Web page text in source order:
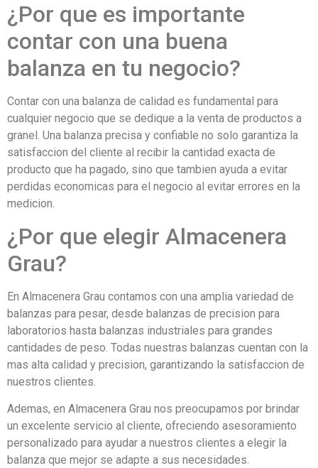
¿Por que es importante
contar con una buena
balanza en tu negocio?
Contar con una balanza de calidad es fundamental para
cualquier negocio que se dedique a la venta de productos a
granel. Una balanza precisa y confiable no solo garantiza la
satisfaccion del cliente al recibir la cantidad exacta de
producto que ha pagado, sino que tambien ayuda a evitar
perdidas economicas para el negocio al evitar errores en la
medicion.
¿Por que elegir Almacenera
Grau?
En Almacenera Grau contamos con una amplia variedad de
balanzas para pesar, desde balanzas de precision para
laboratorios hasta balanzas industriales para grandes
cantidades de peso. Todas nuestras balanzas cuentan con la
mas alta calidad y precision, garantizando la satisfaccion de
nuestros clientes.
Ademas, en Almacenera Grau nos preocupamos por brindar
un excelente servicio al cliente, ofreciendo asesoramiento
personalizado para ayudar a nuestros clientes a elegir la
balanza que mejor se adapte a sus necesidades.